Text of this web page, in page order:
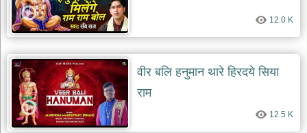
रानी
सती
दादी
भजन
rani
sati
dadi
bhajans
बावा
12.0 K
वीर बलि हनुमान थारे हिरदये सिया
राम
12.5 K